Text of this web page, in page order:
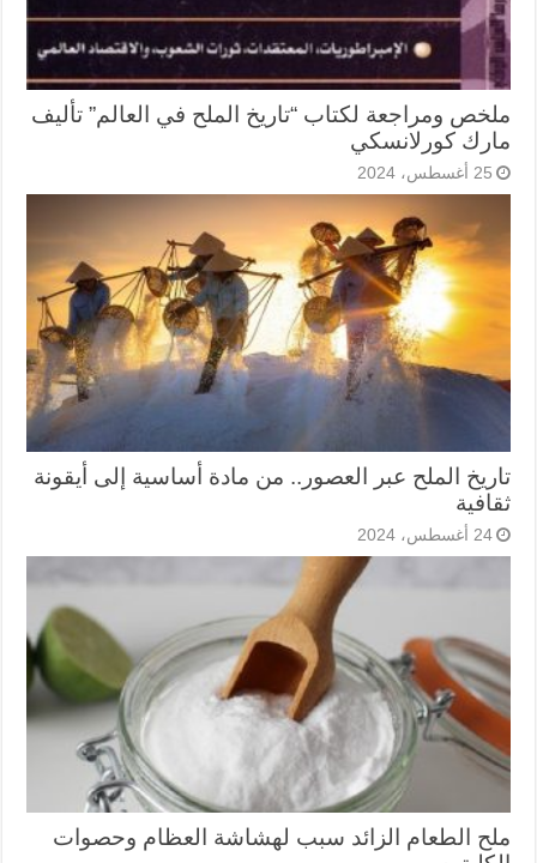
ملخص ومراجعة لكتاب “تاريخ الملح في العالم” تأليف
مارك كورلانسكي
25 أغسطس، 2024
تاريخ الملح عبر العصور.. من مادة أساسية إلى أيقونة
ثقافية
24 أغسطس، 2024
ملح الطعام الزائد سبب لهشاشة العظام وحصوات